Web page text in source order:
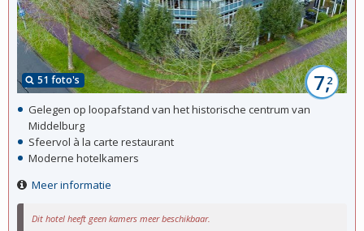
Dit hotel heeft geen kamers meer beschikbaar.
51 foto's 7,2
Gelegen op loopafstand van het historische centrum van
Middelburg
Sfeervol à la carte restaurant
Moderne hotelkamers
Meer informatie